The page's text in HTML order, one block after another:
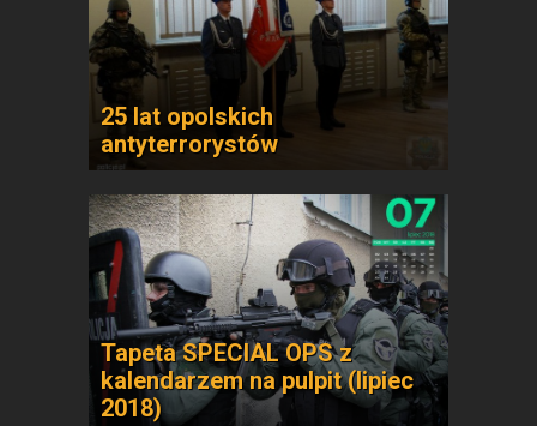
25 lat opolskich
antyterrorystów
Tapeta SPECIAL OPS z
kalendarzem na pulpit (lipiec
2018)